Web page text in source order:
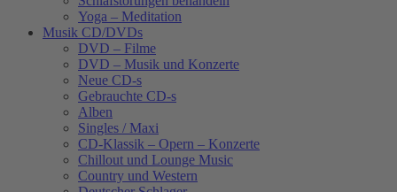
Yoga – Meditation
Musik CD/DVDs
DVD – Filme
DVD – Musik und Konzerte
Neue CD-s
Gebrauchte CD-s
Alben
Singles / Maxi
CD-Klassik – Opern – Konzerte
Chillout und Lounge Music
Country und Western